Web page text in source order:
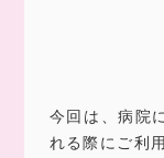
今回は、病院
れる際にご利